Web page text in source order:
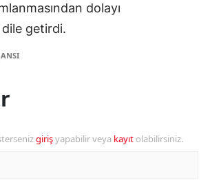
dolayı
getirdi.
girişyapabilir veya kayıt olabilirsiniz.